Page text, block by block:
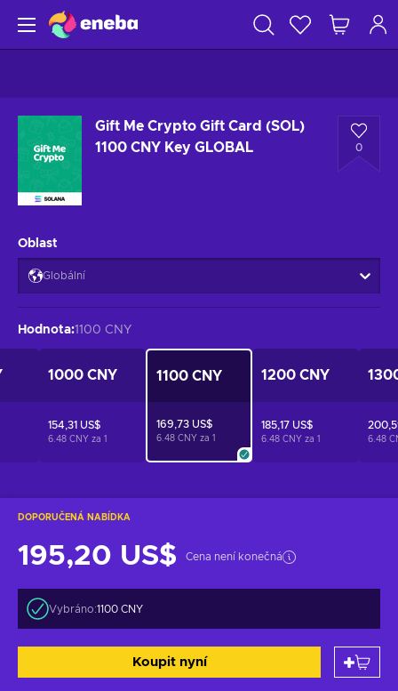
Gift Me Crypto Gift Card (SOL)
1100 CNY Key GLOBAL
0
DOPORUČENÁ NABÍDKA
195,20 US$ Cena není konečná
Vybráno:1100 CNY
Koupit nyní
Oblast
Globální
Hodnota:1100 CNY
1000 CNY
154,31 US$
6.48 CNY za 1
1100 CNY
169,73 US$
6.48 CNY za 1
1200 CNY
185,17 US$
6.48 CNY za 1 6.48